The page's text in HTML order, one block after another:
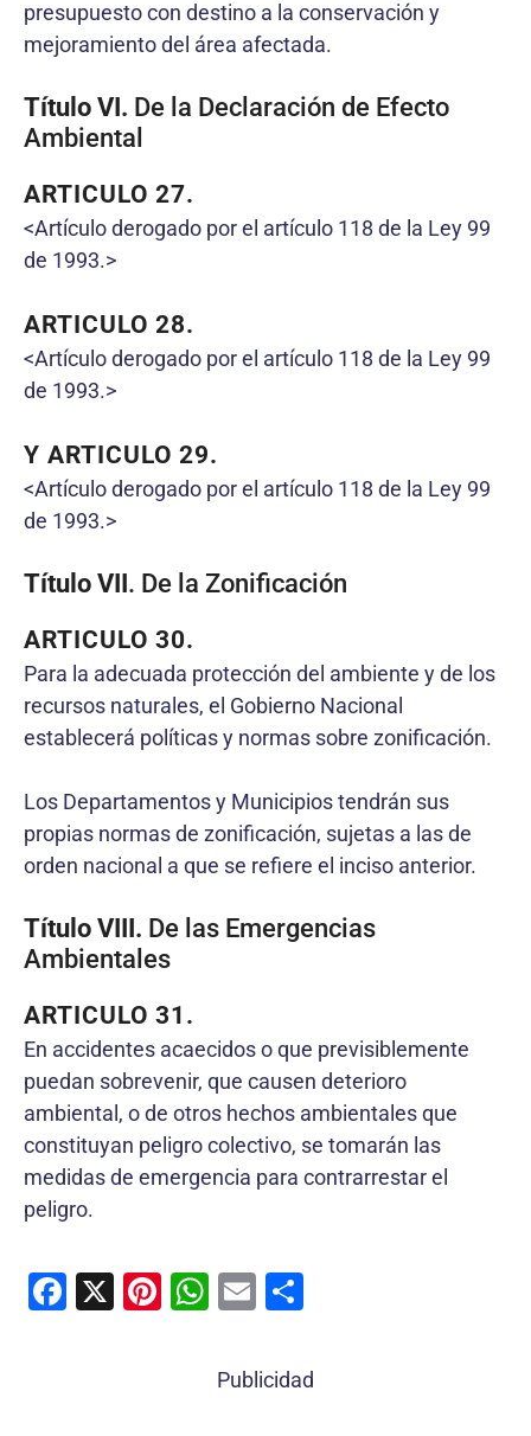
presupuesto con destino a la conservación y
mejoramiento del área afectada.
Título VI. De la Declaración de Efecto
Ambiental
ARTICULO 27.
<Artículo derogado por el artículo 118 de la Ley 99
de 1993.>
ARTICULO 28.
<Artículo derogado por el artículo 118 de la Ley 99
de 1993.>
Y ARTICULO 29.
<Artículo derogado por el artículo 118 de la Ley 99
de 1993.>
Título VII . De la Zonificación
ARTICULO 30.
Para la adecuada protección del ambiente y de los
recursos naturales, el Gobierno Nacional
establecerá políticas y normas sobre zonificación.
Los Departamentos y Municipios tendrán sus
propias normas de zonificación, sujetas a las de
orden nacional a que se refiere el inciso anterior.
Título VIII. De las Emergencias
Ambientales
ARTICULO 31.
En accidentes acaecidos o que previsiblemente
puedan sobrevenir, que causen deterioro
ambiental, o de otros hechos ambientales que
constituyan peligro colectivo, se tomarán las
medidas de emergencia para contrarrestar el
peligro.
F
X
Pi
W
at
E
ai m
Publicidad